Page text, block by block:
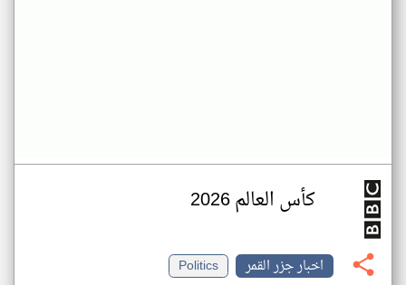
كأس العالم 2026
اخبار جزر القمر
Politics